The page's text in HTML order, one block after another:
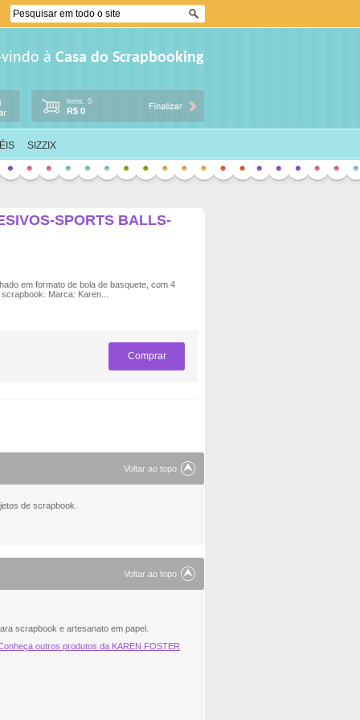
SIZZIX
vindo à Casa do Scrapbooking
itens: 0
R$ 0
SPORTS BALLS-
em formato de bola de basquete, com 4
Marca: Karen...
Comprar
Voltar ao topo
de scrapbook.
Voltar ao topo
scrapbook e artesanato em papel.
outros produtos da KAREN FOSTER